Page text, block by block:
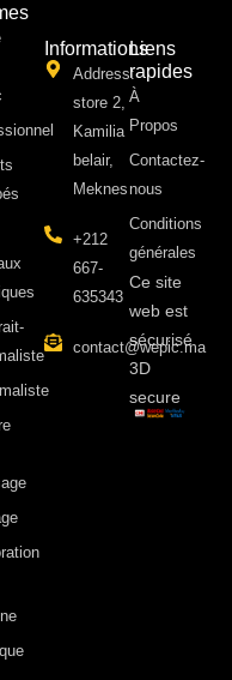
Informations
Address:
store 2,
Kamilia
belair,
Meknes
+212
667-
635343
contact@wepic.ma
Liens
rapides
À
Propos ​
Contactez-
nous
Conditions
générales
Ce site
web est
sécurisé
3D
secure